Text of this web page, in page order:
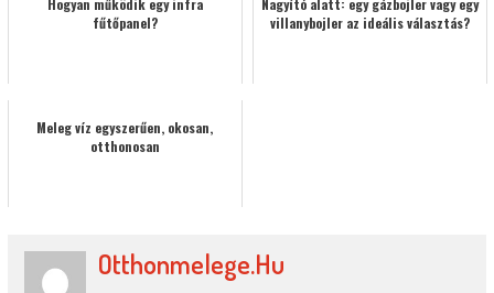
Hogyan működik egy infra
fűtőpanel?
Nagyító alatt: egy gázbojler vagy egy
villanybojler az ideális választás?
Meleg víz egyszerűen, okosan,
otthonosan
Otthonmelege.hu